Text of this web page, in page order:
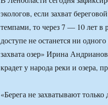
экологов, если захват
темпами, то через 7 — 10 лет в
доступе не останется ни
захвата озер» Ирина
крадет у народа реки и озера,
«Берега не захватывают только